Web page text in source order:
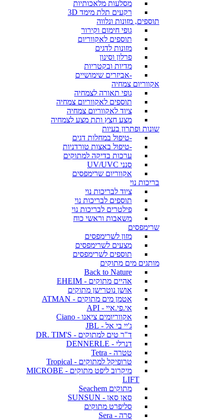
מסלעות מלאכותיות
רקעים תלת מימד 3D
תוספים, מזונות ונלווה
גופי חימום וקירור
תוספים לאקווריום
מזונות לדגים
פרלון וסינון
מדיות ובקטריות
-אביזרים שימושיים
אקווריום צמחיה
גופי תאורה לצמחיה
תוספים לאקווריום צמחיה
ציוד לאקווריום צמחיה
מצע חצץ ותת מצע לצמחיה
שונות ופתרון בעיות
-טיפול במחלות דגים
-טיפול באצות טורדניות
ערכות בדיקה למתוקים
סנני UV/UVC
אקווריום שרימפסים
בריכות נוי
ציוד לבריכות נוי
תוספים לבריכות נוי
פילטרים לבריכות נוי
משאבות וראשי כוח
שרימפסים
מזון לשרימפסים
מצעים לשרימפסים
תוספים לשרימפסים
מותגים מים מתוקים
Back to Nature
אהיים מתוקים - EHEIM
אושן נוטרישן מתוקים
אטמן מים מתוקים - ATMAN
אי.פי.איי - API
אקווריומים ציאנו - Ciano
ג'יי בי אל - JBL
ד"ר טים למתוקים - DR. TIM'S
דנרלי - DENNERLE
טטרה - Tetra
טרופיקל למתוקים - Tropical
מיקרוב ליפט מתוקים - MICROBE
LIFT
מתוקים Seachem
סאן סאן - SUNSUN
סליפרט מתוקים
סרה - Sera